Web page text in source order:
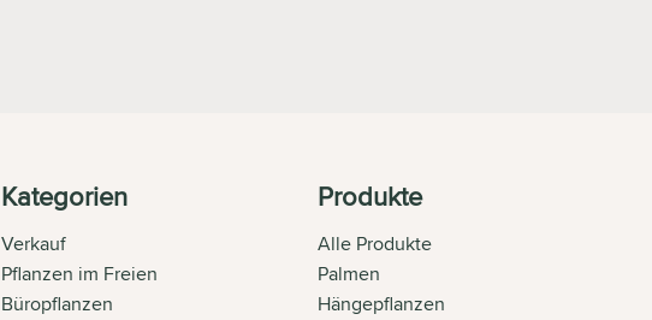
Kategorien
Verkauf
Pflanzen im Freien
Büropflanzen
Produkte
Alle Produkte
Palmen
Hängepflanzen